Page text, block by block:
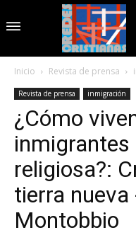
Inicio Revista de prensa
Revista de prensa inmigración
¿Cómo
inmigrantes
religiosa?:
tierra nueva
Montobbio